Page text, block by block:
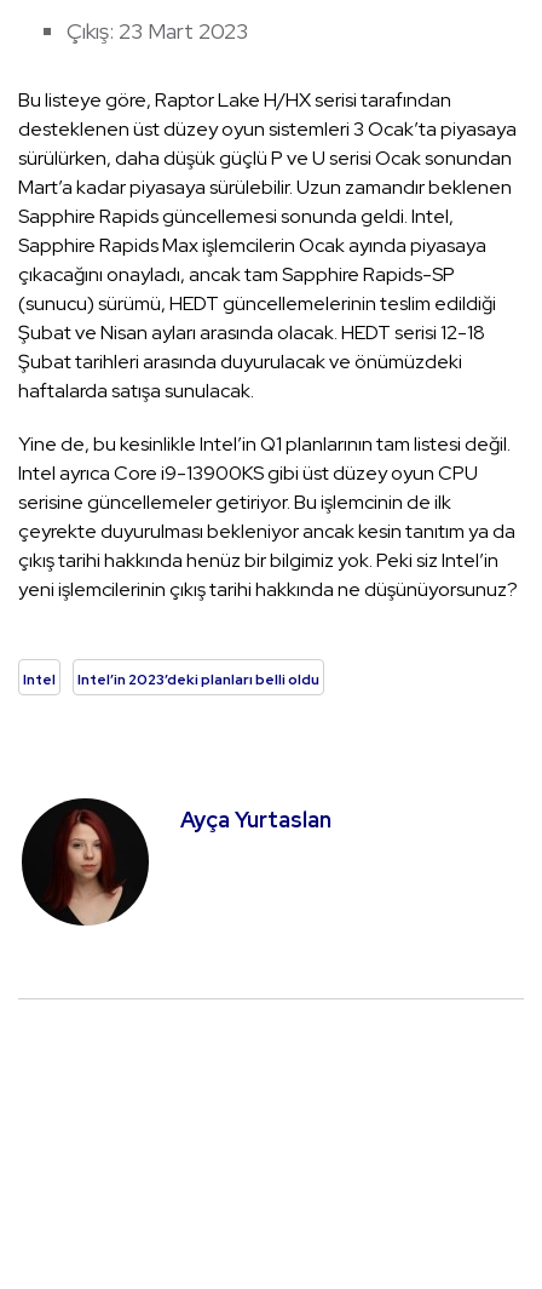
Çıkış: 23 Mart 2023
Bu listeye göre, Raptor Lake H/HX serisi tarafından
desteklenen üst düzey oyun sistemleri 3 Ocak’ta piyasaya
sürülürken, daha düşük güçlü P ve U serisi Ocak sonundan
Mart’a kadar piyasaya sürülebilir. Uzun zamandır beklenen
Sapphire Rapids güncellemesi sonunda geldi. Intel,
Sapphire Rapids Max işlemcilerin Ocak ayında piyasaya
çıkacağını onayladı, ancak tam Sapphire Rapids-SP
(sunucu) sürümü, HEDT güncellemelerinin teslim edildiği
Şubat ve Nisan ayları arasında olacak. HEDT serisi 12-18
Şubat tarihleri ​​arasında duyurulacak ve önümüzdeki
haftalarda satışa sunulacak.
Yine de, bu kesinlikle Intel’in Q1 planlarının tam listesi değil.
Intel ayrıca Core i9-13900KS gibi üst düzey oyun CPU
serisine güncellemeler getiriyor. Bu işlemcinin de ilk
çeyrekte duyurulması bekleniyor ancak kesin tanıtım ya da
çıkış tarihi hakkında henüz bir bilgimiz yok. Peki siz Intel’in
yeni işlemcilerinin çıkış tarihi hakkında ne düşünüyorsunuz?
Intel Intel’in 2023’deki planları belli oldu
Ayça Yurtaslan